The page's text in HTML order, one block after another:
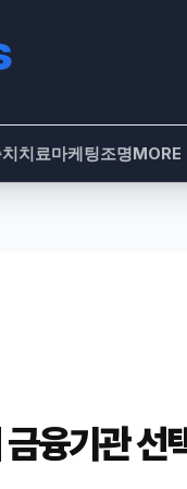
치료마케팅조명MORE
융기관 선